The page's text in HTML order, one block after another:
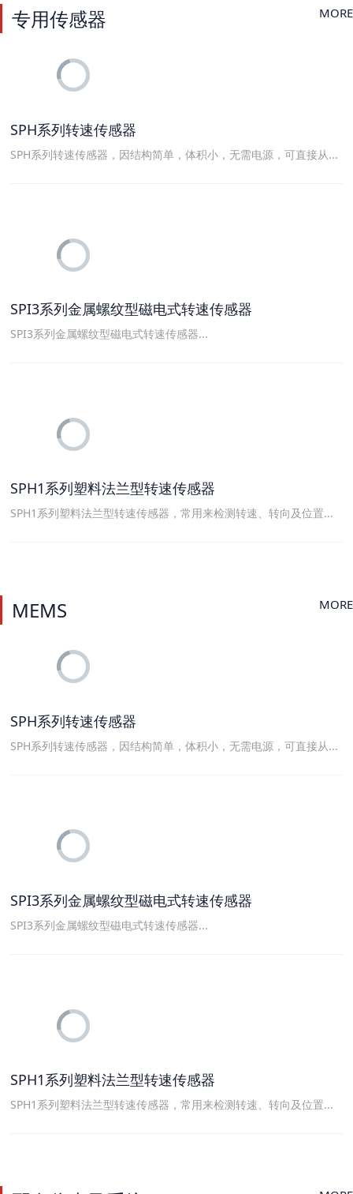
专用传感器 MORE
SPH系列转速传感器
SPH系列转速传感器，因结构简单，体积小，无需电源，可直接从...
SPI3系列金属螺纹型磁电式转速传感器
SPI3系列金属螺纹型磁电式转速传感器...
SPH1系列塑料法兰型转速传感器
SPH1系列塑料法兰型转速传感器，常用来检测转速、转向及位置...
MEMS MORE
SPH系列转速传感器
SPH系列转速传感器，因结构简单，体积小，无需电源，可直接从...
SPI3系列金属螺纹型磁电式转速传感器
SPI3系列金属螺纹型磁电式转速传感器...
SPH1系列塑料法兰型转速传感器
SPH1系列塑料法兰型转速传感器，常用来检测转速、转向及位置...